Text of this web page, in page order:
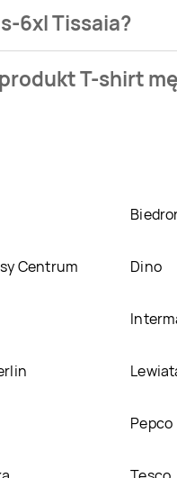
6xl Tissaia?
męski s-6xl Tissaia
T-shirt
Centrum Dino
Pepco